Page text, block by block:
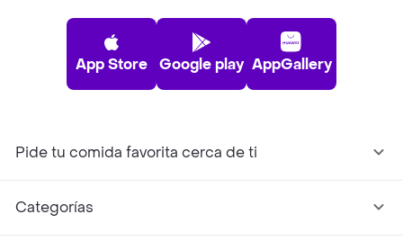
App Store Google play AppGallery
Pide tu comida favorita cerca de ti
Categorías